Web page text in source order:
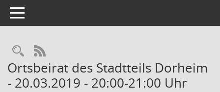
Toggle navigation
Rechercheauswahl
RSS-Feed
Ortsbeirat des Stadtteils Dorheim
- 20.03.2019 - 20:00-21:00 Uhr